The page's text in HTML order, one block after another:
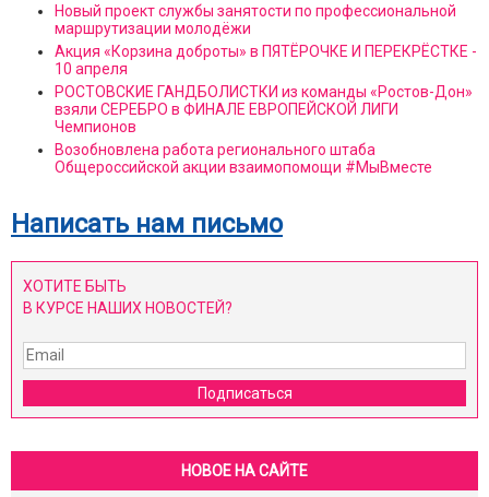
Новый проект службы занятости по профессиональной
маршрутизации молодёжи
Акция «Корзина доброты» в ПЯТЁРОЧКЕ И ПЕРЕКРЁСТКЕ -
10 апреля
РОСТОВСКИЕ ГАНДБОЛИСТКИ из команды «Ростов-Дон»
взяли СЕРЕБРО в ФИНАЛЕ ЕВРОПЕЙСКОЙ ЛИГИ
Чемпионов
Возобновлена работа регионального штаба
Общероссийской акции взаимопомощи #МыВместе
Написать нам письмо
ХОТИТЕ БЫТЬ
В КУРСЕ НАШИХ НОВОСТЕЙ?
Подписаться
НОВОЕ НА САЙТЕ